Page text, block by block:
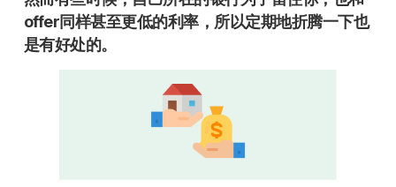
offer同样甚至更低的利率，所以定期地折腾一下也
是有好处的。